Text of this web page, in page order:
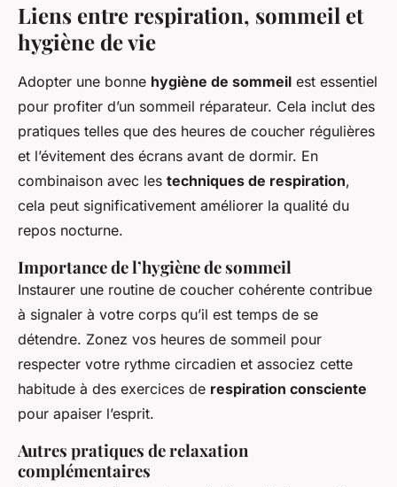
Liens entre respiration, sommeil et
hygiène de vie
Adopter une bonne hygiène de sommeil est essentiel
pour profiter d’un sommeil réparateur. Cela inclut des
pratiques telles que des heures de coucher régulières
et l’évitement des écrans avant de dormir. En
combinaison avec les techniques de respiration,
cela peut significativement améliorer la qualité du
repos nocturne.
Importance de l’hygiène de sommeil
Instaurer une routine de coucher cohérente contribue
à signaler à votre corps qu’il est temps de se
détendre. Zonez vos heures de sommeil pour
respecter votre rythme circadien et associez cette
habitude à des exercices de respiration consciente
pour apaiser l’esprit.
Autres pratiques de relaxation
complémentaires